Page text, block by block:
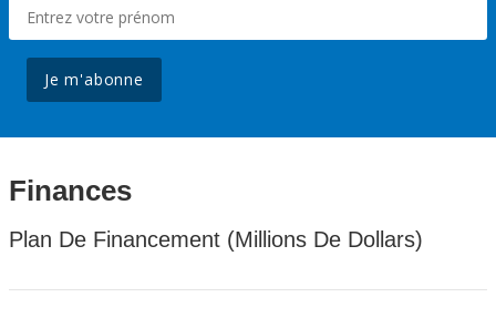
Je m'abonne
Finances
Plan De Financement (Millions De Dollars)